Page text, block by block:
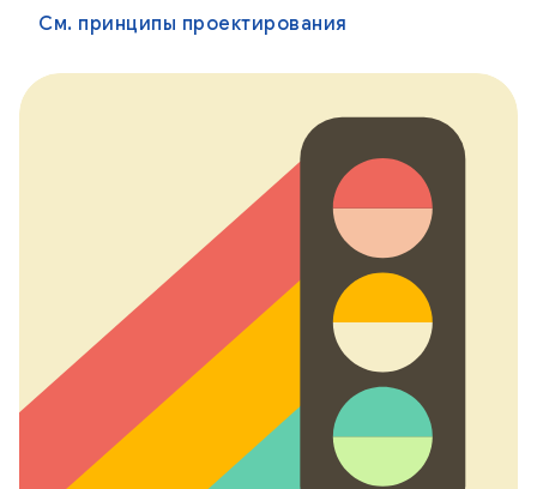
См. принципы проектирования